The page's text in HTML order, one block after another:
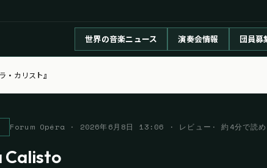
世界の音楽ニュース 演奏会情報 団員募
・カリスト』
Forum Opéra · 2026年6月8日 13:06 · レビュー · 約 4分で読
Calisto